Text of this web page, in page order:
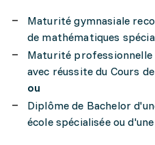
Maturité gymnasiale
de mathématiques
Maturité
avec réussite du Cours
ou
Diplôme de Bachelor
école spécialisée ou